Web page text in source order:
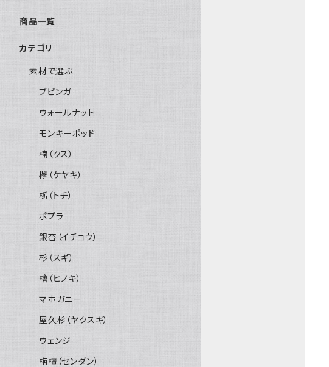
商品一覧
カテゴリ
素材で選ぶ
ブビンガ
ウォールナット
モンキーポッド
楠（クス）
欅（ケヤキ）
栃（トチ）
ポプラ
銀杏（イチョウ）
杉（スギ）
檜（ヒノキ）
マホガニー
屋久杉（ヤクスギ）
ウェンジ
栴檀（センダン）